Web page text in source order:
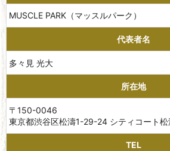
MUSCLE PARK（マッスルパーク）
代表者名
多々見 光大
所在地
〒150-0046
東京都渋谷区松濤1-29-24 シティコート
TEL